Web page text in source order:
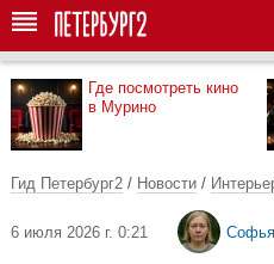
Где посмотреть кино
в Мурино
Гид Петербург2 / Новости /
6 июля 2026 г. 0:21